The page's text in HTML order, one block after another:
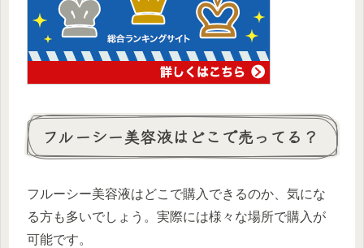
フルーシー美容液はどこで売ってる？
フルーシー美容液はどこで購入できるのか、気にな
る方も多いでしょう。実際には様々な場所で購入が
可能です。